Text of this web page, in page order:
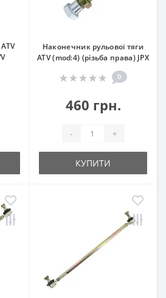
Наконечник рульової тяги
ATV (mod:4) (різьба права) JPX
0
460 грн.
- +
КУПИТИ